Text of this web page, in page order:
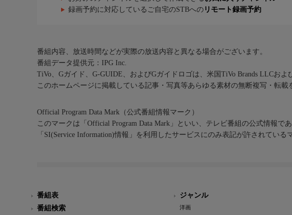
録画予約に対応しているご自宅のSTBへの リモート録画予約
番組内容、放送時間などが実際の放送内容と異なる場合がございます。
番組データ提供元：IPG Inc.
TiVo、Gガイド、G-GUIDE、およびGガイドロゴは、米国TiVo Brands LLCお
このホームページに掲載している記事・写真等あらゆる素材の無断複写・転載
Official Program Data Mark（公式番組情報マーク）
このマークは「Official Program Data Mark」といい、テレビ番組の公式情報で
「SI(Service Information)情報」を利用したサービスにのみ表記が許されている
番組表
番組検索
ジャンル
洋画